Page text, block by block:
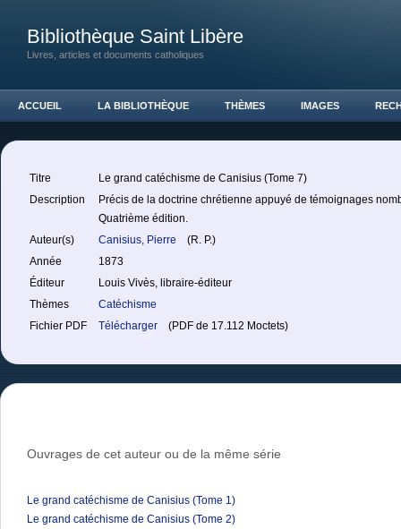
Bibliothèque Saint Libère
Livres, articles et documents catholiques
ACCUEIL LA BIBLIOTHÈQUE THÈMES IMAGES
Titre
Le grand catéchisme de Canisius (Tome 7)
Description
Précis de la doctrine chrétienne appuyé de témoignages
Quatrième édition.
Auteur(s)
Canisius, Pierre
(R. P.)
Année
1873
Éditeur
Louis Vivès, libraire-éditeur
Thèmes
Catéchisme
Fichier PDF
Télécharger (PDF de 17.112 Moctets)
Ouvrages de cet auteur ou de la même série
Le grand catéchisme de Canisius (Tome 1)
Le grand catéchisme de Canisius (Tome 2)